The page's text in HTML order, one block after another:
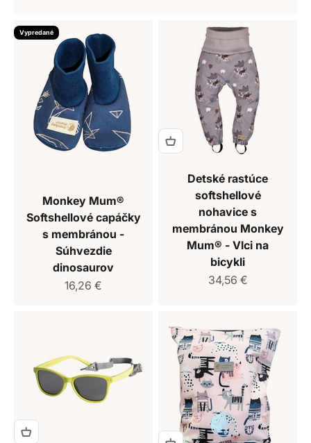
Vypredané
Monkey Mum®
Softshellové capáčky
s membránou -
Súhvezdie
dinosaurov
Predajná cena
16,26 €
Detské rastúce
softshellové
nohavice s
membránou Monkey
Mum® - Vlci na
bicykli
Predajná cena
34,56 €